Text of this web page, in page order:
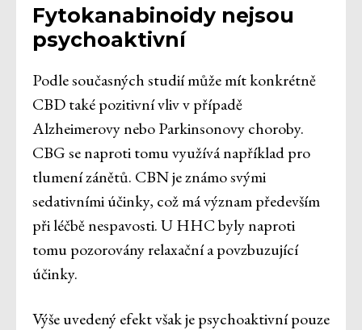
Fytokanabinoidy nejsou
psychoaktivní
Podle současných studií může mít konkrétně
CBD také pozitivní vliv v případě
Alzheimerovy nebo Parkinsonovy choroby.
CBG se naproti tomu využívá například pro
tlumení zánětů. CBN je známo svými
sedativními účinky, což má význam především
při léčbě nespavosti. U HHC byly naproti
tomu pozorovány relaxační a povzbuzující
účinky.
Výše uvedený efekt však je psychoaktivní pouze